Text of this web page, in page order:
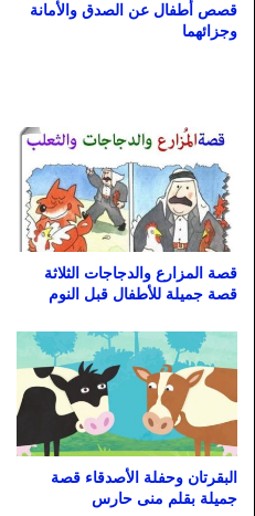
قصص أطفال عن الصدق والأمانة
وجزائهما
قصة المزارع والدجاجات الثلاثة
قصة جميلة للأطفال قبل النوم
البقرتان وحفلة الأصدقاء قصة
جميلة بقلم منى حارس